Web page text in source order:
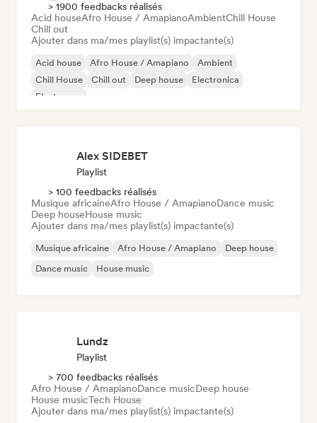
> 1900 feedbacks réalisés
Acid houseAfro House / AmapianoAmbientChill House
Chill out
Ajouter dans ma/mes playlist(s) impactante(s)
Acid house Afro House / Amapiano
Ambient
Chill House
Chill out Deep house
Electronica
Electropop
Alex SIDEBET
Playlist
> 100 feedbacks réalisés
Musique africaineAfro House / AmapianoDance music
Deep houseHouse music
Ajouter dans ma/mes playlist(s) impactante(s)
Musique africaine Afro House / Amapiano
Deep house
Dance music
House music
Lundz
Playlist
> 700 feedbacks réalisés
Afro House / AmapianoDance musicDeep house
House musicTech House
Ajouter dans ma/mes playlist(s) impactante(s)